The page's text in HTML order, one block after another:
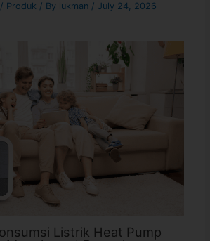
/ Produk / By lukman / July 24, 2026
Listrik Heat Pump